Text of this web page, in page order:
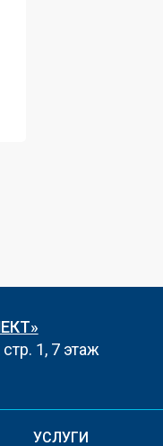
1, 7 этаж
УСЛУГИ